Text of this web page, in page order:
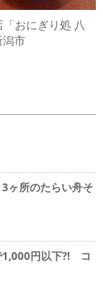
おにぎり処 八
市
ヶ所のたらい舟そ
1,000円以下?! コ